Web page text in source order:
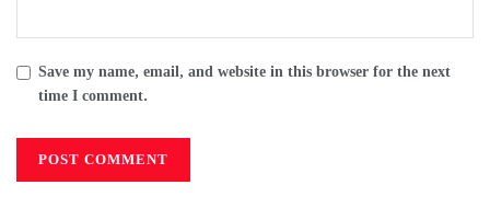
Save my name, email, and website in this browser for the next
time I comment.